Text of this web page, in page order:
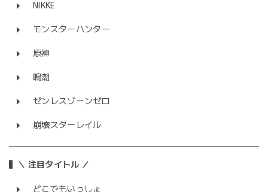
NIKKE
モンスターハンター
原神
鳴潮
ゼンレスゾーンゼロ
崩壊スターレイル
＼ 注目タイトル ／
どこでもいっしょ